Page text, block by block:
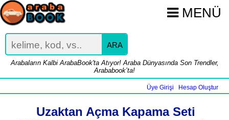
MENÜ
ARA
Arabaların Kalbi ArabaBook'ta Atıyor! Araba Dünyasında Son Trendler,
Arababook’ta!
Üye Girişi Hesap Oluştur
Uzaktan Açma Kapama Seti